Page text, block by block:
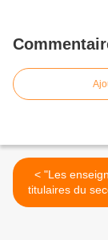
< "Les enseignants non
titulaires du
public : 7,5 %